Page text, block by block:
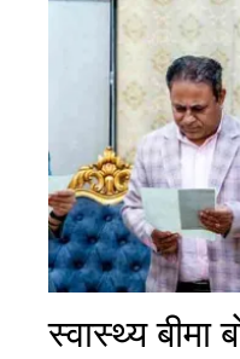
स्वास्थ्य बीमा